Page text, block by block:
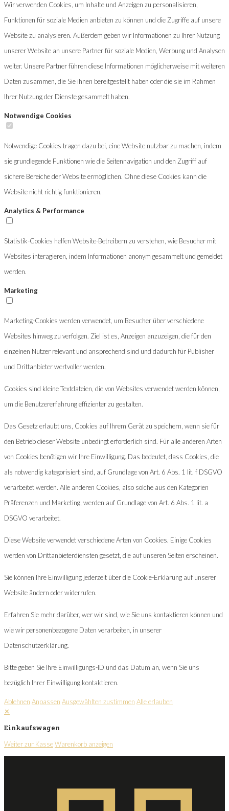
Wir verwenden Cookies, um Inhalte und Anzeigen zu personalisieren,
Funktionen für soziale Medien anbieten zu können und die Zugriffe auf unsere
Website zu analysieren. Außerdem geben wir Informationen zu Ihrer Nutzung
unserer Website an unsere Partner für soziale Medien, Werbung und Analysen
weiter. Unsere Partner führen diese Informationen möglicherweise mit weiteren
Daten zusammen, die Sie ihnen bereitgestellt haben oder die sie im Rahmen
Ihrer Nutzung der Dienste gesammelt haben.
Notwendige Cookies
Notwendige Cookies tragen dazu bei, eine Website nutzbar zu machen, indem
sie grundlegende Funktionen wie die Seitennavigation und den Zugriff auf
sichere Bereiche der Website ermöglichen. Ohne diese Cookies kann die
Website nicht richtig funktionieren.
Analytics & Performance
Statistik-Cookies helfen Website-Betreibern zu verstehen, wie Besucher mit
Websites interagieren, indem Informationen anonym gesammelt und gemeldet
werden.
Marketing
Marketing-Cookies werden verwendet, um Besucher über verschiedene
Websites hinweg zu verfolgen. Ziel ist es, Anzeigen anzuzeigen, die für den
einzelnen Nutzer relevant und ansprechend sind und dadurch für Publisher
und Drittanbieter wertvoller werden.
Cookies sind kleine Textdateien, die von Websites verwendet werden können,
um die Benutzererfahrung effizienter zu gestalten.
Das Gesetz erlaubt uns, Cookies auf Ihrem Gerät zu speichern, wenn sie für
den Betrieb dieser Website unbedingt erforderlich sind. Für alle anderen Arten
von Cookies benötigen wir Ihre Einwilligung. Das bedeutet, dass Cookies, die
als notwendig kategorisiert sind, auf Grundlage von Art. 6 Abs. 1 lit. f DSGVO
verarbeitet werden. Alle anderen Cookies, also solche aus den Kategorien
Präferenzen und Marketing, werden auf Grundlage von Art. 6 Abs. 1 lit. a
DSGVO verarbeitet.
Diese Website verwendet verschiedene Arten von Cookies. Einige Cookies
werden von Drittanbieterdiensten gesetzt, die auf unseren Seiten erscheinen.
Sie können Ihre Einwilligung jederzeit über die Cookie-Erklärung auf unserer
Website ändern oder widerrufen.
Erfahren Sie mehr darüber, wer wir sind, wie Sie uns kontaktieren können und
wie wir personenbezogene Daten verarbeiten, in unserer
Datenschutzerklärung.
Bitte geben Sie Ihre Einwilligungs-ID und das Datum an, wenn Sie uns
bezüglich Ihrer Einwilligung kontaktieren.
Ablehnen Anpassen Ausgewählten zustimmen Alle erlauben
✕
Einkaufswagen
Weiter zur KasseWarenkorb anzeigen